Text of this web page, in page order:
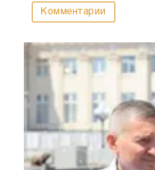
Комментарии